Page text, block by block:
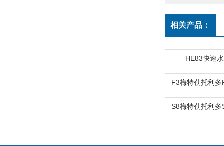
相关产品：
HE83快速